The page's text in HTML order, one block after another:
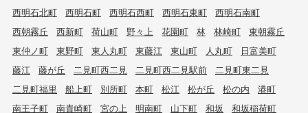
西明石北町
西明石町 西明石西町 西明石東町
西明石南町
西朝霧丘
西新町 荷山町 野々上 花園町 林 林崎町
東朝霧丘
東仲ノ町
東野町 東人丸町 東藤江 東山町 人丸町
日富美町
藤江
藤が丘 二見町西二見 二見町西二見駅前
二見町東二見
二見町福里
船上町 別所町 本町 松江 松が丘 松の内
港町
南王子町
南貴崎町 宮の上 明南町 山下町 和坂 和坂稲荷町